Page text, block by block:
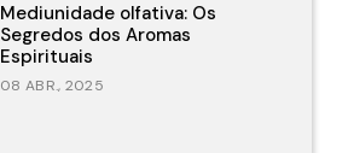
Mediunidade olfativa: Os
Segredos dos Aromas
Espirituais
08 ABR., 2025